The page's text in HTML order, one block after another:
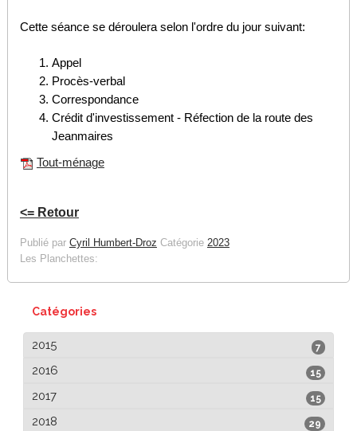
Cette séance se déroulera selon l'ordre du jour suivant:
Appel
Procès-verbal
Correspondance
Crédit d'investissement - Réfection de la route des
Jeanmaires
Tout-ménage
<= Retour
Publié par Cyril Humbert-Droz Catégorie 2023
Les Planchettes:
Catégories
7
2015
15
2016
15
2017
29
2018